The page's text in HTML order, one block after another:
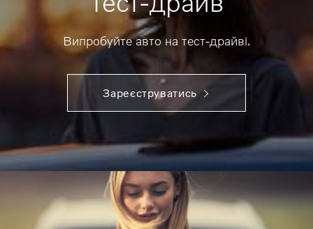
Випробуйте авто на тест-драйві.
Зареєструватись